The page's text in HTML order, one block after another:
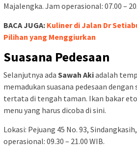
Majalengka. Jam operasional: 07.00 –
BACA JUGA: Kuliner di Jalan Dr
Pilihan yang Menggiurkan
Suasana Pedesaan
Selanjutnya ada Sawah Akiadalah
memadukan suasana pedesaan
tertata di tengah taman. Ikan bakar
menu yang harus dicoba di sini.
Lokasi: Pejuang 45 No. 93,
operasional: 09.30 – 21.00 WIB.